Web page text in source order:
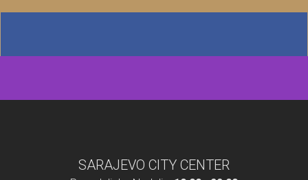
SARAJEVO CITY CENTER